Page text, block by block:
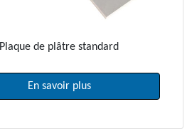
Plaque de plâtre standard
En savoir plus